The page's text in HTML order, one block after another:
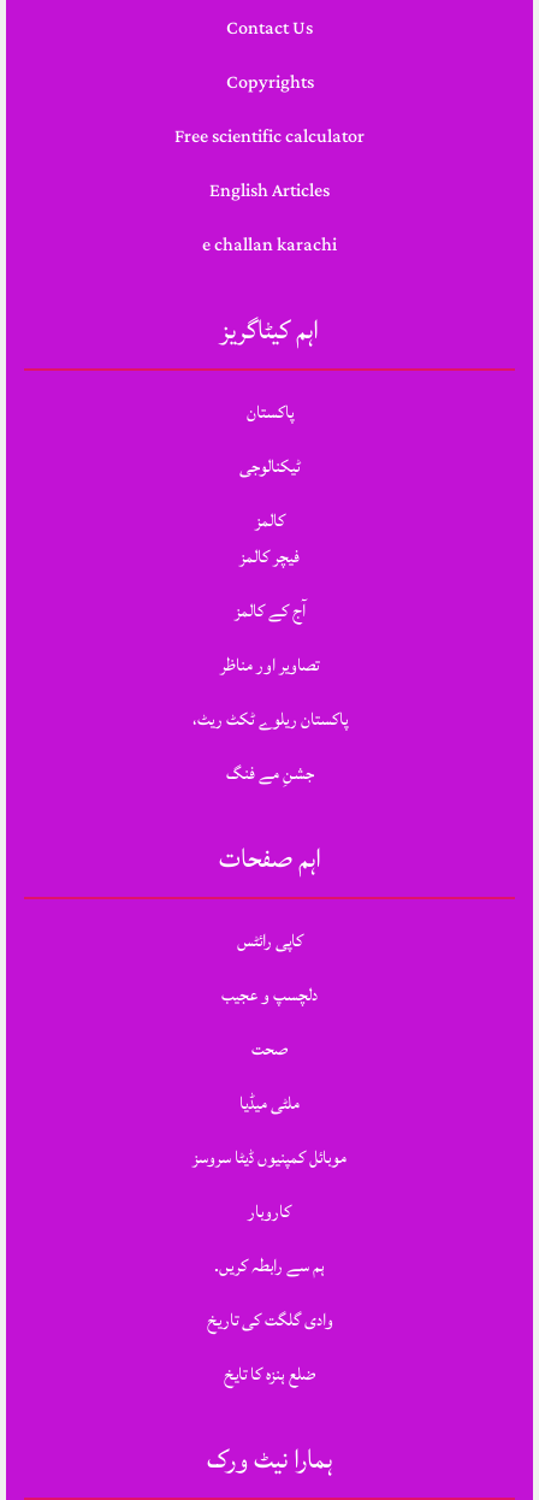
Contact Us
Copyrights
Free scientific calculator
English Articles
e challan karachi
اہم کیٹاگریز
پاکستان
ٹیکنالوجی
کالمز
فیچر کالمز
آج کے کالمز
تصاویر اور مناظر
پاکستان ریلوے ٹکٹ ریٹ،
جشنِ مے فنگ
اہم صفحات
کاپی رائٹس
دلچسپ و عجیب
صحت
ملٹی میڈیا
موبائل کمپنیوں ڈیٹا سروسز
کاروبار
ہم سے رابطہ کریں.
وادی گلگت کی تاریخ
ضلع ہنزہ کا تایخ
ہمارا نیٹ ورک